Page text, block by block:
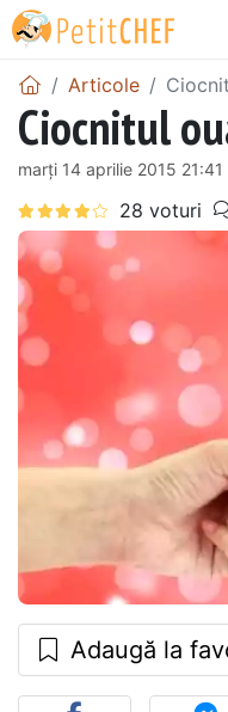
Articole
Ciocnitul
marți 14 aprilie 2015 21:41
Adaugă la